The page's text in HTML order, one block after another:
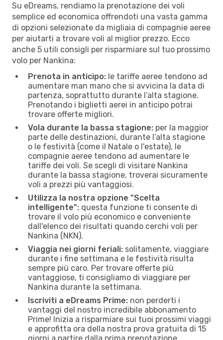
Su eDreams, rendiamo la prenotazione dei voli
semplice ed economica offrendoti una vasta gamma
di opzioni selezionate da migliaia di compagnie aeree
per aiutarti a trovare voli al miglior prezzo. Ecco
anche 5 utili consigli per risparmiare sul tuo prossimo
volo per Nankina:
Prenota in anticipo: le tariffe aeree tendono ad
aumentare man mano che si avvicina la data di
partenza, soprattutto durante l’alta stagione.
Prenotando i biglietti aerei in anticipo potrai
trovare offerte migliori.
Vola durante la bassa stagione: per la maggior
parte delle destinazioni, durante l’alta stagione
o le festività (come il Natale o l'estate), le
compagnie aeree tendono ad aumentare le
tariffe dei voli. Se scegli di visitare Nankina
durante la bassa stagione, troverai sicuramente
voli a prezzi più vantaggiosi.
Utilizza la nostra opzione "Scelta
intelligente": questa funzione ti consente di
trovare il volo più economico e conveniente
dall'elenco dei risultati quando cerchi voli per
Nankina (NKN).
Viaggia nei giorni feriali: solitamente, viaggiare
durante i fine settimana e le festività risulta
sempre più caro. Per trovare offerte più
vantaggiose, ti consigliamo di viaggiare per
Nankina durante la settimana.
Iscriviti a eDreams Prime: non perderti i
vantaggi del nostro incredibile abbonamento
Prime! Inizia a risparmiare sui tuoi prossimi viaggi
e approfitta ora della nostra prova gratuita di 15